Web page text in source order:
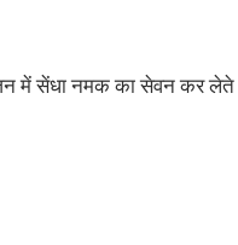
में सेंधा नमक का सेवन कर लेते